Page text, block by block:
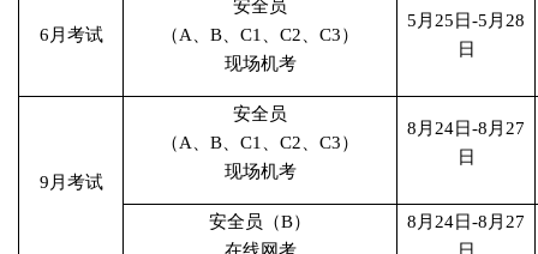
6月考试
安全员
（A、B、C1、C2、C3）
现场机考
5月25日-5月28
日
9月考试
安全员
（A、B、C1、C2、C3）
现场机考
8月24日-8月27
日
安全员（B）
8月24日-8月27